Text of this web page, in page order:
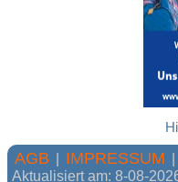
AGB IMPRESSUM
Aktualisiert am: 8-08-